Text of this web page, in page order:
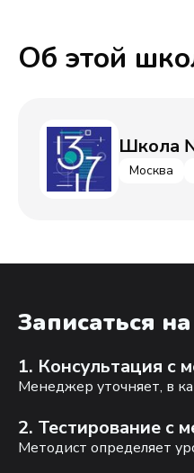
Об этой
Школа
Москва
Записаться
1. Консультация с
Менеджер уточняет, в
2. Тестирование с
Методист определяет